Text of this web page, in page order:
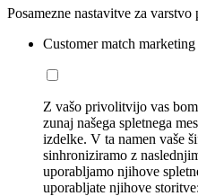
Posamezne nastavitve za varstvo
Customer match marketing
Z vašo privolitvijo vas
zunaj našega spletnega
izdelke. V ta namen vaše
sinhroniziramo z
uporabljamo njihove
uporabljate njihove storitve: